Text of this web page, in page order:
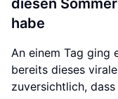
diesen
habe
An einem Tag ging
bereits dieses
zuversichtlich,